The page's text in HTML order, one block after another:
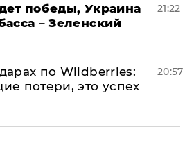
победы, Украина
– Зеленский
21:22
по Wildberries:
потери, это успех
20:57